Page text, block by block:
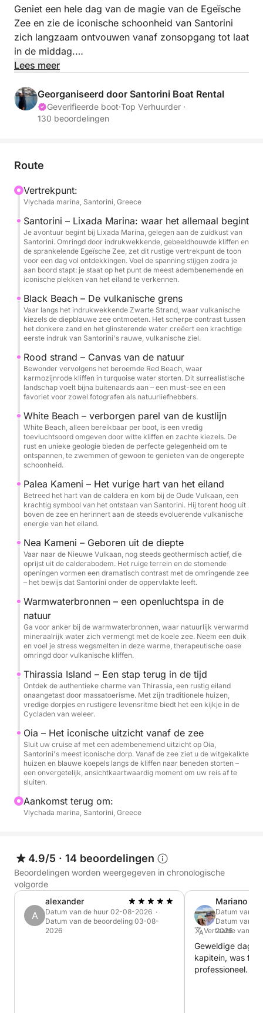
Geniet een hele dag van de magie van de Egeïsche
Zee en zie de iconische schoonheid van Santorini
zich langzaam ontvouwen vanaf zonsopgang tot laat
in de middag.
en begint uw reis met een mooie zeiltocht langs de
zuidkust. U passeert de beroemde zwarte, rode en
witte stranden van Santorini, die allemaal hun vorm
gebeeldhouwde kliffen en zeegrotten van Lixada
voor u, als een schilderij. Ga naar het hart van de
caldera en verken Nea Kameni (nieuwe vulkaan) en
Palea Kameni (oude vulkaan). U heeft hier tijd om te
wandelen, de omgeving te verkennen of te
zwemmen. Trakteer uzelf op een verkwikkend bad
in de warmwaterbronnen, waar het mineraalrijke
water een natuurlijke thermische buitenervaring
Ontdek de ongerepte charme van het eiland
Thirassia, geniet van een lange lunch en een
panoramische uitzicht op de witgekalkte huizen en
blauwe koepels van Oia vanaf het water. Neem de
tijd om te stoppen, foto's te maken en van het
moment te genieten.
Let op: De route kan variëren afhankelijk van de
weers- en zeeomstandigheden. Uw kapitein past de
route indien nodig aan om een veilige, plezierige en
Dit is niet zomaar een boottocht: het is een volledige
dag onderdompeling in de ziel van Santorini, waarbij
onvergetelijke uitzichten, authentieke smaken en het
serene tempo van het leven op zee worden
gecombineerd.
Lees meer
Georganiseerd door Santorini Boat Rental
Geverifieerde boot·Top Verhuurder ·
130 beoordelingen
Route
Vertrekpunt:
Vlychada marina, Santorini, Greece
Santorini – Lixada Marina: waar het allemaal begint
Je avontuur begint bij Lixada Marina, gelegen aan de zuidkust van
Santorini. Omringd door indrukwekkende, gebeeldhouwde kliffen en
de sprankelende Egeïsche Zee, zet dit rustige vertrekpunt de toon
voor een dag vol ontdekkingen. Voel de spanning stijgen zodra je
aan boord stapt: je staat op het punt de meest adembenemende en
iconische plekken van het eiland te verkennen.
Black Beach – De vulkanische grens
Vaar langs het indrukwekkende Zwarte Strand, waar vulkanische
kiezels de diepblauwe zee ontmoeten. Het scherpe contrast tussen
het donkere zand en het glinsterende water creëert een krachtige
eerste indruk van Santorini's rauwe, vulkanische ziel.
Rood strand – Canvas van de natuur
Bewonder vervolgens het beroemde Red Beach, waar
karmozijnrode kliffen in turquoise water storten. Dit surrealistische
landschap voelt bijna buitenaards aan – een must-see en een
favoriet voor zowel fotografen als natuurliefhebbers.
White Beach – verborgen parel van de kustlijn
White Beach, alleen bereikbaar per boot, is een vredig
toevluchtsoord omgeven door witte kliffen en zachte kiezels. De
rust en unieke geologie bieden de perfecte gelegenheid om te
ontspannen, te zwemmen of gewoon te genieten van de ongerepte
schoonheid.
Palea Kameni – Het vurige hart van het eiland
Betreed het hart van de caldera en kom bij de Oude Vulkaan, een
krachtig symbool van het ontstaan van Santorini. Hij torent hoog uit
boven de zee en herinnert aan de steeds evoluerende vulkanische
energie van het eiland.
Nea Kameni – Geboren uit de diepte
Vaar naar de Nieuwe Vulkaan, nog steeds geothermisch actief, die
oprijst uit de calderabodem. Het ruige terrein en de stomende
openingen vormen een dramatisch contrast met de omringende zee
– het bewijs dat Santorini onder de oppervlakte leeft.
Warmwaterbronnen – een openluchtspa in de
natuur
Ga voor anker bij de warmwaterbronnen, waar natuurlijk verwarmd
mineraalrijk water zich vermengt met de koele zee. Neem een duik
en voel je stress wegsmelten in deze warme, therapeutische oase
omringd door vulkanische kliffen.
Thirassia Island – Een stap terug in de tijd
Ontdek de authentieke charme van Thirassia, een rustig eiland
onaangetast door massatoerisme. Met zijn traditionele huizen,
vredige dorpjes en rustigere levensritme biedt het een kijkje in de
Cycladen van weleer.
Oia – Het iconische uitzicht vanaf de zee
Sluit uw cruise af met een adembenemend uitzicht op Oia,
Santorini's meest iconische dorp. Vanaf de zee ziet u de witgekalkte
huizen en blauwe koepels langs de kliffen naar beneden storten –
een onvergetelijk, ansichtkaartwaardig moment om uw reis af te
sluiten.
Aankomst terug om:
Vlychada marina, Santorini, Greece
4.9/5 · 14 beoordelingen
Beoordelingen worden weergegeven in chronologische
volgorde
A
alexander
Datum van de huur 02-08-2026 ·
Datum van de beoordeling 03-08-
2026
Mariano
Datum van
Datum van
2026
Vertaalde vanuit
Geweldige dagtocht!!!
kapitein, was
professioneel.